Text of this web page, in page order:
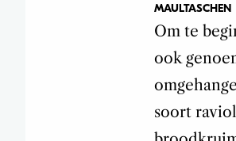
MAULTASCHEN
Om te
ook
soort